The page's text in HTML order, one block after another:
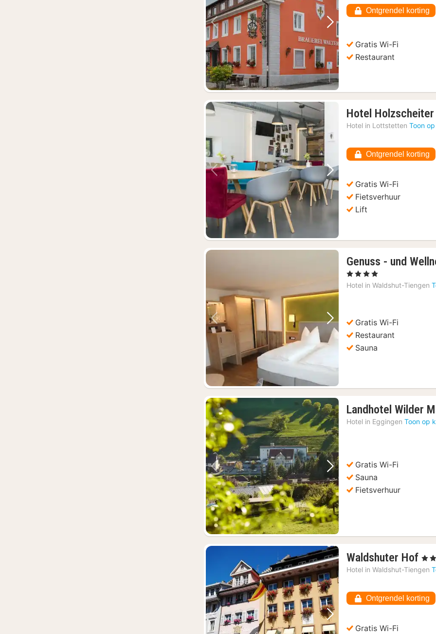
Vorige foto Volgende foto
Ontgrendel korting
Gratis Wi-Fi
Restaurant
Vorige foto Volgende foto
Hotel Holzscheiter
Hotel in Lottstetten Toon
Ontgrendel korting
Gratis Wi-Fi
Fietsverhuur
Lift
Vorige foto Volgende foto
Genuss - und
, 4 Sterren
Hotel in Waldshut-Tiengen
Gratis Wi-Fi
Restaurant
Sauna
Vorige foto Volgende foto
Landhotel Wilder
Hotel in Eggingen Toon op
Gratis Wi-Fi
Sauna
Fietsverhuur
Vorige foto Volgende foto
Waldshuter Hof 1
€
, 3
Hotel in Waldshut-Tiengen
Ontgrendel korting
Gratis Wi-Fi